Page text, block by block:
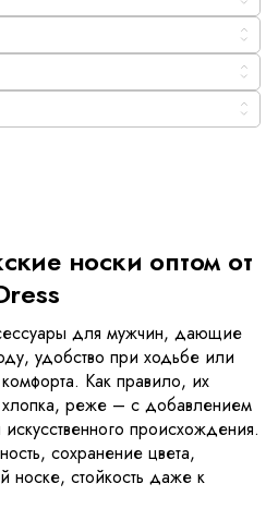
носки оптом от
для мужчин, дающие
удобство при ходьбе или
Как правило, их
хлопка, реже – с добавлением
происхождения.
сохранение цвета,
носке, стойкость даже к